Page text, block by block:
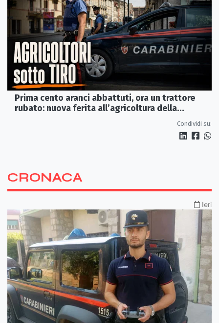
Prima cento aranci abbattuti, ora un trattore
rubato: nuova ferita all’agricoltura della
Condividi su:
CRONACA
Ieri